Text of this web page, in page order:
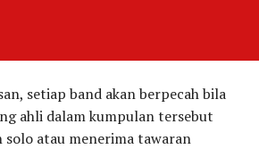
setiap band akan berpecah bila
ahli dalam kumpulan tersebut
solo atau menerima tawaran